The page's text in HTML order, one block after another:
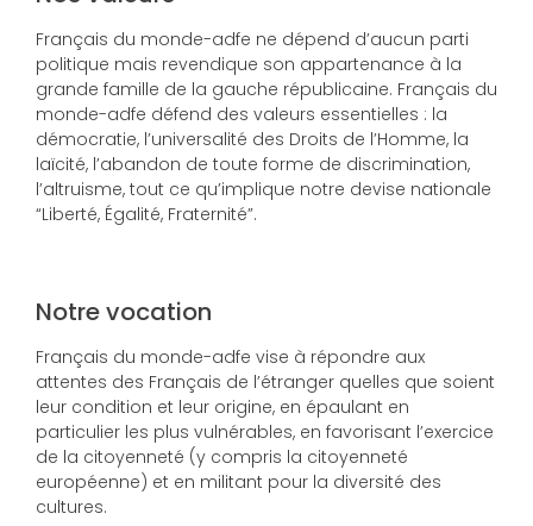
Français du monde-adfe ne dépend d’aucun parti
politique mais revendique son appartenance à la
grande famille de la gauche républicaine. Français du
monde-adfe défend des valeurs essentielles : la
démocratie, l’universalité des Droits de l’Homme, la
laïcité, l’abandon de toute forme de discrimination,
l’altruisme, tout ce qu’implique notre devise nationale
“Liberté, Égalité, Fraternité”.
Notre vocation
Français du monde-adfe vise à répondre aux
attentes des Français de l’étranger quelles que soient
leur condition et leur origine, en épaulant en
particulier les plus vulnérables, en favorisant l’exercice
de la citoyenneté (y compris la citoyenneté
européenne) et en militant pour la diversité des
cultures.